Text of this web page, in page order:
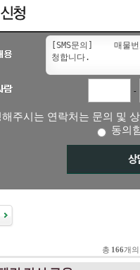
-
해주시는 연락처는 문의 및
동의
총 166개